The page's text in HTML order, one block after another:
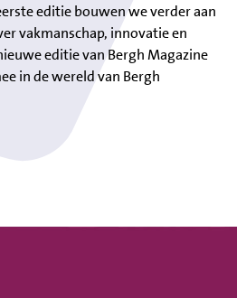
editie bouwen we verder aan
vakmanschap, innovatie en
editie van Bergh Magazine
in de wereld van Bergh